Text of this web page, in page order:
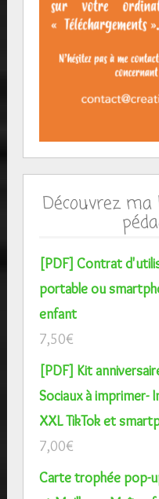
Découvrez
[PDF] Contrat
portable ou
enfant
7,50€
[PDF] Kit
Sociaux à imprimer-
XXL TikTok et
7,00€
Carte trophée pop-